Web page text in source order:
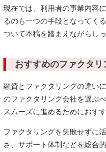
現在では、利用者の事業内容
るのも一つの手段となってく
ついて本稿を踏まえながらし
おすすめのファクタリ
融資とファクタリングの違い
のファクタリング会社を選ぶ
スムーズに進めるためにおす
ファクタリングを失敗せずに
さ、サポート体制などを総合